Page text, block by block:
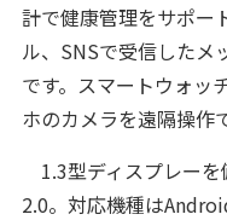
計で健康管理をサポー
ル、SNSで受信したメ
です。スマートウォッ
ホのカメラを遠隔操作
1.3型ディスプレー
2.0。対応機種は